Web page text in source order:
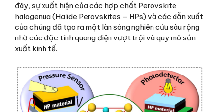
đây, sự xuất hiện của các hợp chất Perovskite
halogenua (Halide Perovskites – HPs) và các dẫn xuất
của chúng đã tạo ra một làn sóng nghiên cứu sâu rộng
nhờ các đặc tính quang điện vượt trội và quy mô sản
xuất kinh tế.